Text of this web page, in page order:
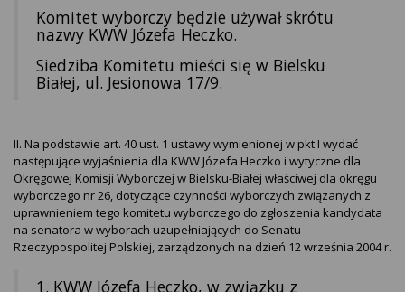
Komitet wyborczy będzie używał skrótu
nazwy KWW Józefa Heczko.
Siedziba Komitetu mieści się w Bielsku
Białej, ul. Jesionowa 17/9.
II. Na podstawie art. 40 ust. 1 ustawy wymienionej w pkt I wydać
następujące wyjaśnienia dla KWW Józefa Heczko i wytyczne dla
Okręgowej Komisji Wyborczej w Bielsku-Białej właściwej dla okręgu
wyborczego nr 26, dotyczące czynności wyborczych związanych z
uprawnieniem tego komitetu wyborczego do zgłoszenia kandydata
na senatora w wyborach uzupełniających do Senatu
Rzeczypospolitej Polskiej, zarządzonych na dzień 12 września 2004 r.
1. KWW Józefa Heczko, w związku z